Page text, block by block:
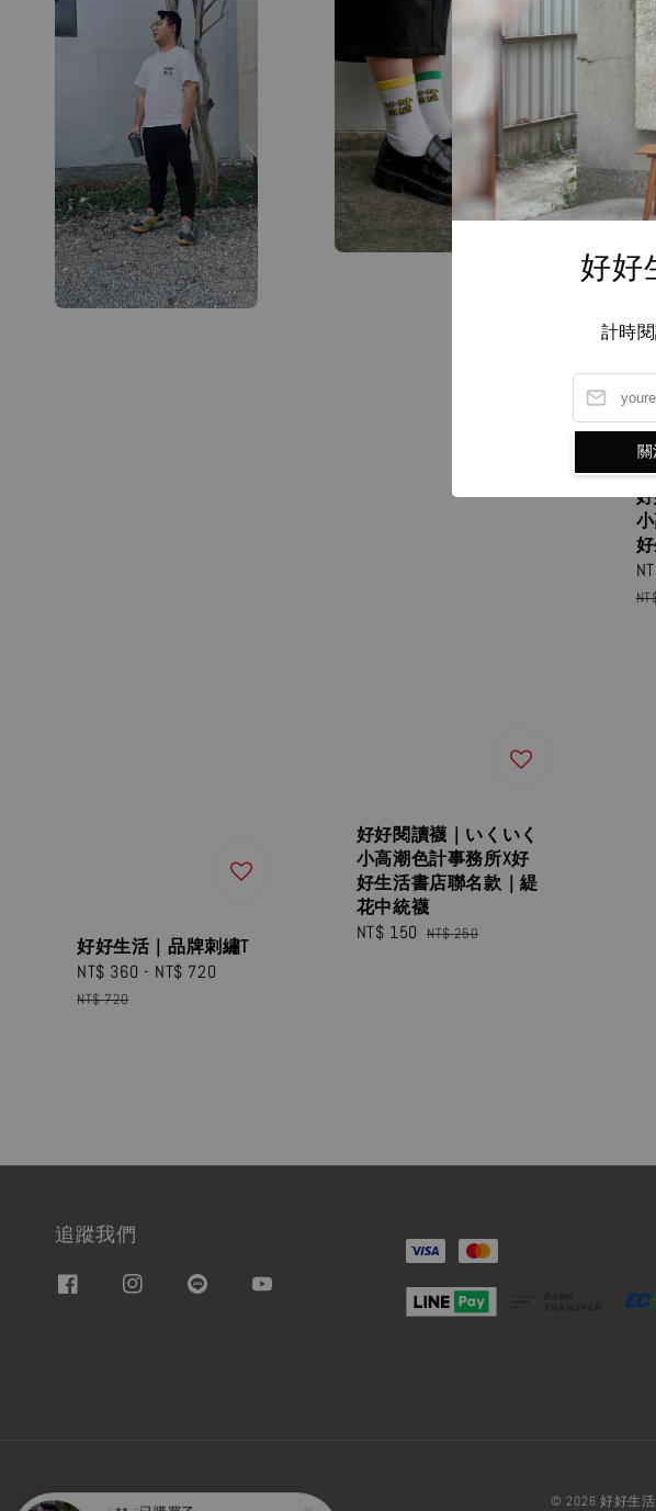
好好
計時
好好生活｜品牌刺繡T
Sale
price
NT$ 360 - NT$ 720
NT$ 720
好好閱讀襪｜いくいく
小高潮色計事務所X好
好生活書店聯名款｜緹
花中統襪
Sale
NT$ 150 Regular
NT$ 250
追蹤我們
© 2026 好好生
⋆** ༘已購買了